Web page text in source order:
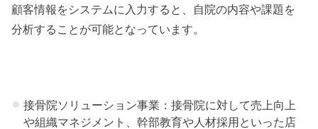
顧客情報をシステムに入力すると、自院の内容や課題を
分析することが可能となっています。
接骨院ソリューション事業：接骨院に対して売上向上
や組織マネジメント、幹部教育や人材採用といった店